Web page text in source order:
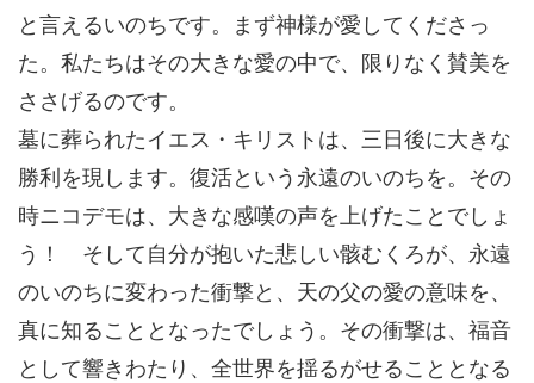
と言えるいのちです。まず神様が愛してくださっ
た。私たちはその大きな愛の中で、限りなく賛美を
ささげるのです。
墓に葬られたイエス・キリストは、三日後に大きな
勝利を現します。復活という永遠のいのちを。その
時ニコデモは、大きな感嘆の声を上げたことでしょ
う！ そして自分が抱いた悲しい骸むくろが、永遠
のいのちに変わった衝撃と、天の父の愛の意味を、
真に知ることとなったでしょう。その衝撃は、福音
として響きわたり、全世界を揺るがせることとなる